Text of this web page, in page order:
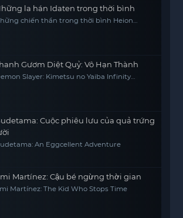
la hán Idaten trong thời bình
chiến thần trong thời bình Heion
Gươm Diệt Quỷ: Vô Hạn Thành
Slayer: Kimetsu no Yaiba Infinity
Cuộc phiêu lưu của quả trứng
An Eggcellent Adventure
Martínez: Cậu bé ngừng thời gian
Martínez: The Kid Who Stops Time